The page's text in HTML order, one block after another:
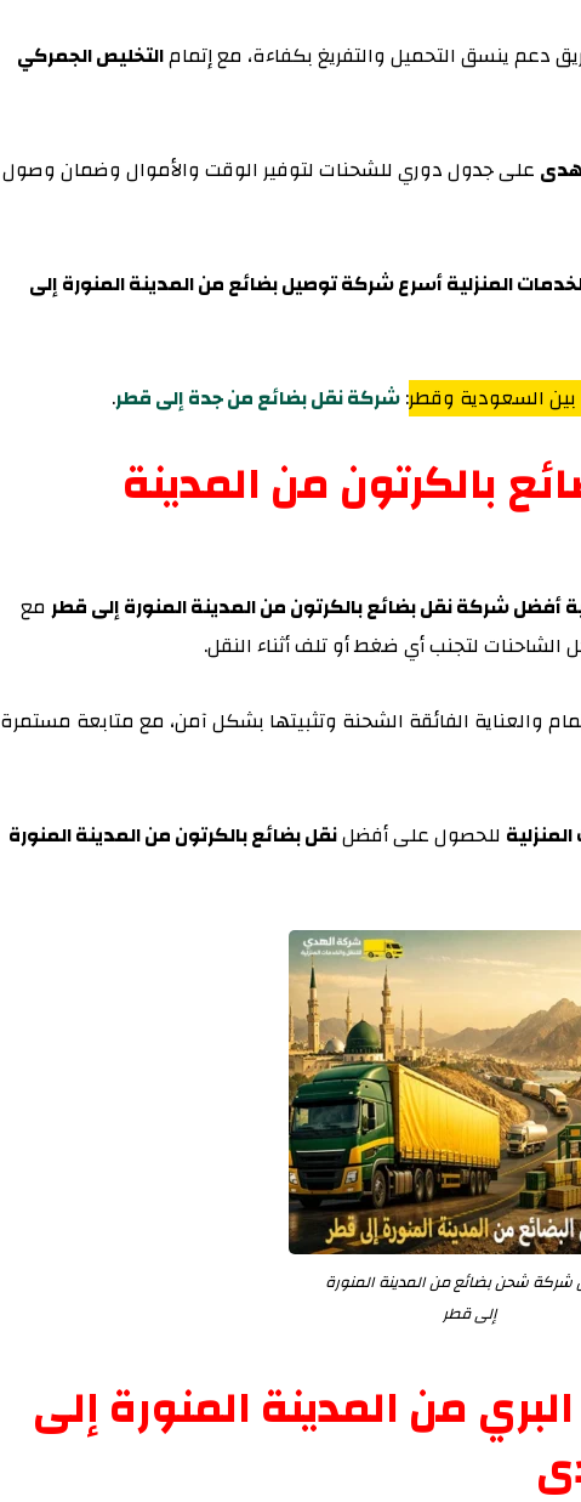
دعم ينسق التحميل والتفريغ بكفاءة، مع إتمامالتخليص الجمركي
على جدول دوري للشحنات لتوفير الوقت والأموال وضمان وصول
المنزلية أسرع شركة توصيل بضائع من المدينة المنورة إلى
بين السعودية وقطر:شركة نقل بضائع من جدة إلى قطر.
بالكرتون من المدينة
أفضل شركة نقل بضائع بالكرتون من المدينة المنورة إلى قطر مع
الشاحنات لتجنب أي ضغط أو تلف أثناء النقل.
والعناية الفائقة الشحنة وتثبيتها بشكل آمن، مع متابعة مستمرة
للحصول على أفضلنقل بضائع بالكرتون من المدينة المنورة
شحن بضائع من المدينة المنورة
إلى قطر
من المدينة المنورة إلى